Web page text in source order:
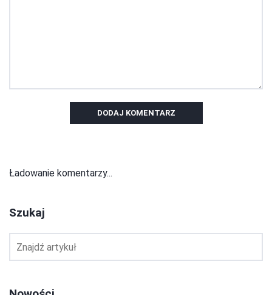
DODAJ KOMENTARZ
Ładowanie komentarzy...
Szukaj